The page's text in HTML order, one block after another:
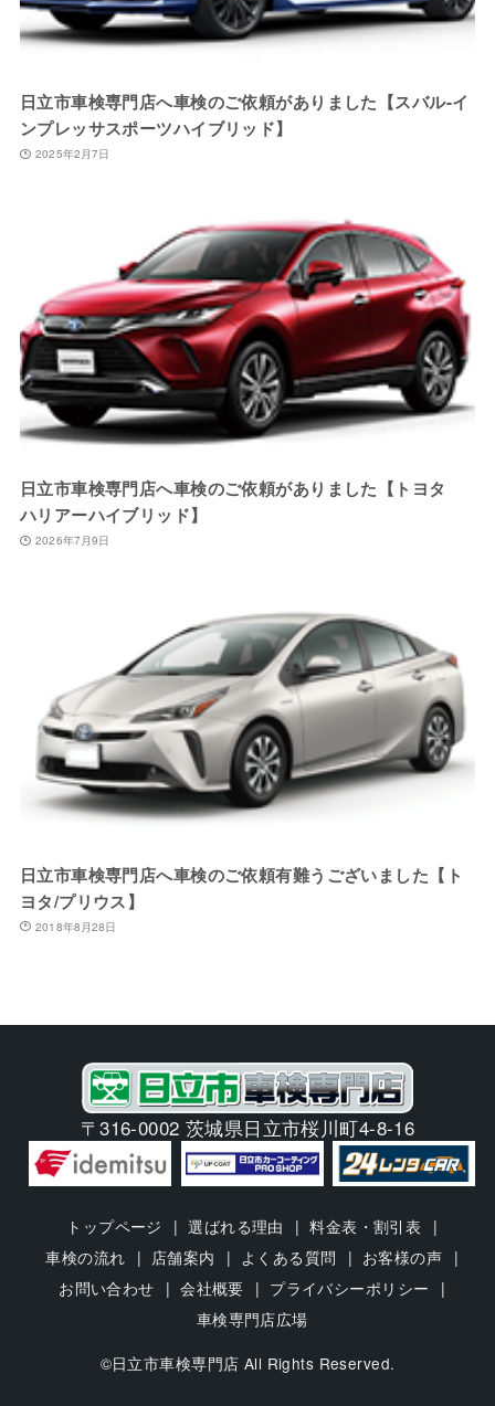
日立市車検専門店へ車検のご依頼がありました【スバル-イ
ンプレッサスポーツハイブリッド】
2025年2月7日
日立市車検専門店へ車検のご依頼がありました【トヨタ
ハリアーハイブリッド】
2026年7月9日
日立市車検専門店へ車検のご依頼有難うございました【ト
ヨタ/プリウス】
2018年8月28日
〒316-0002 茨城県日立市桜川町4-8-16
トップページ 選ばれる理由
料金表・割引表
車検の流れ
店舗案内 よくある質問
お客様の声
お問い合わせ
会社概要
プライバシーポリシー
車検専門店広場
©日立市車検専門店 All Rights Reserved.